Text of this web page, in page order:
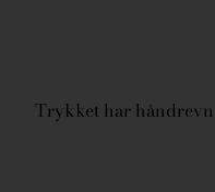
Trykket har